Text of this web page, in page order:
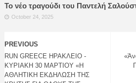
Το νέο τραγούδι του Παντελή
October 24, 2025
PREVIOUS
RUN GREECE ΗΡΑΚΛΕΙΟ -
ΚΥΡΙΑΚΗ 30 ΜΑΡΤΙΟΥ «Η
ΑΘΛΗΤΙΚΗ ΕΚΔΗΛΩΣΗ ΤΗΣ